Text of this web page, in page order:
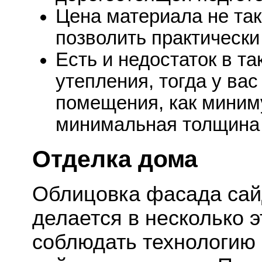
Цена материала не
позволить
Есть и недостаток в
утепления, тогда у
помещения, как
минимальная толщина
Отделка дома
Облицовка фасада
делается в несколько
соблюдать